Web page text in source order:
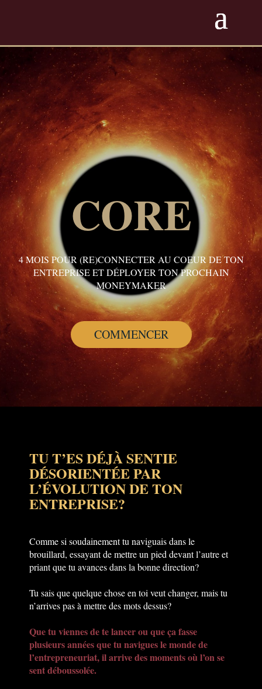
CORE
4 MOIS POUR (RE)CONNECTER AU COEUR DE TON
ENTREPRISE ET DÉPLOYER TON PROCHAIN
MONEYMAKER
COMMENCER
TU T’ES DÉJÀ SENTIE
DÉSORIENTÉE PAR
L’ÉVOLUTION DE TON
ENTREPRISE?
Comme si soudainement tu naviguais dans le
brouillard, essayant de mettre un pied devant l’autre et
priant que tu avances dans la bonne direction?
Tu sais que quelque chose en toi veut changer, mais tu
n’arrives pas à mettre des mots dessus?
Que tu viennes de te lancer ou que ça fasse
plusieurs années que tu navigues le monde de
l’entrepreneuriat, il arrive des moments où l’on se
sent déboussolée.